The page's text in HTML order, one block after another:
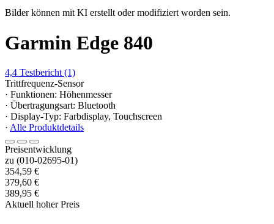
Bilder können mit KI erstellt oder modifiziert worden sein.
Garmin Edge 840
4,4 Testbericht (1)
Trittfrequenz-Sensor
· Funktionen: Höhenmesser
· Übertragungsart: Bluetooth
· Display-Typ: Farbdisplay, Touchscreen
· Alle Produktdetails
Preisentwicklung
zu (010-02695-01)
354,59 €
379,60 €
389,95 €
Aktuell hoher Preis